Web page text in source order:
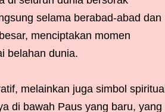
selama berabad-abad dan
menciptakan momen
belahan dunia.
melainkan juga simbol spiritual
di bawah Paus yang baru, yang